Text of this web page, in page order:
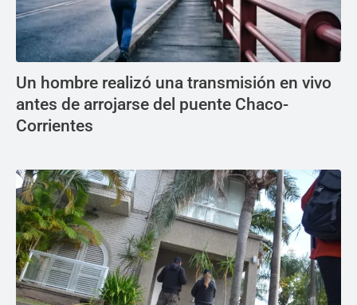
Un hombre realizó una transmisión en vivo
antes de arrojarse del puente Chaco-
Corrientes